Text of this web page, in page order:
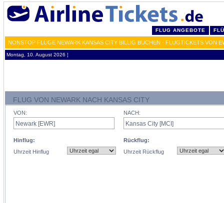
FLUG ANGEBOTE
NONSTOP FLÜGE NEWARK KANSAS CITY BILLIG BUCHEN - FLUGTICKETS VON
Montag, 10. August 2026 ¦
FLUG VON NEWARK NACH KANSAS CITY
VON:
Hinflug:
Uhrzeit Hinflug
NACH:
Rückflug:
Uhrzeit Rückflug